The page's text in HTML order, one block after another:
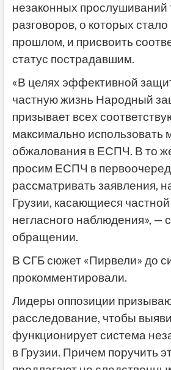
незаконных
разговоров, о которых стало
прошлом, и присвоить
статус пострадавшим.
«В целях эффективной
частную жизнь Народный
призывает всех
максимально использовать
обжалования в ЕСПЧ. В то
просим ЕСПЧ в
рассматривать заявления,
Грузии, касающиеся
негласного наблюдения», —
обращении.
В СГБ сюжет «Пирвели» до
прокомментировали.
Лидеры оппозиции
расследование, чтобы
функционирует система
в Грузии. Причем поручить